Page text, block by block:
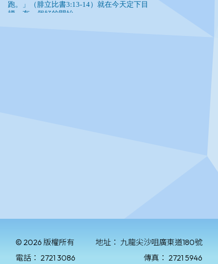
© 2026 版權所有 地址： 九龍尖沙咀廣東道180號
電話： 2721 3086 傳真： 2721 5946